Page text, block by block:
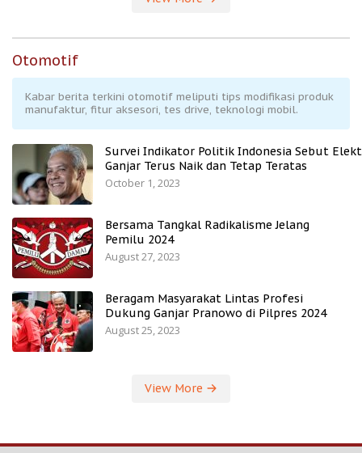
Otomotif
Kabar berita terkini otomotif meliputi tips modifikasi produk
manufaktur, fitur aksesori, tes drive, teknologi mobil.
Survei Indikator Politik Indonesia Sebut
Ganjar Terus Naik dan Tetap Teratas
October 1, 2023
Bersama Tangkal Radikalisme Jelang
Pemilu 2024
August 27, 2023
Beragam Masyarakat Lintas Profesi
Dukung Ganjar Pranowo di Pilpres 2024
August 25, 2023
View More